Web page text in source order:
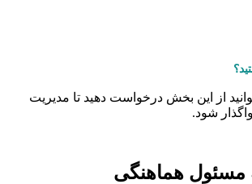
از این بخش درخواست دهید تا مدیریت
شود.
مسئول هماهنگی